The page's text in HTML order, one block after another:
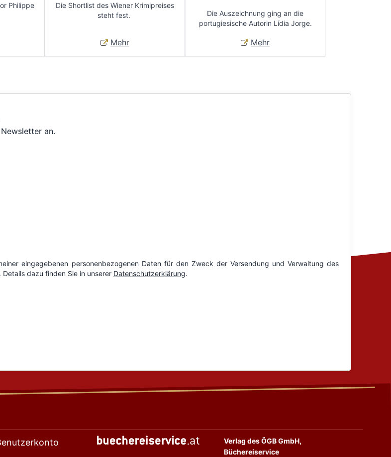
Philippe
Die Shortlist des Wiener Krimipreises
steht fest.
Mehr
Die Auszeichnung ging an die
portugiesische Autorin Lídia Jorge.
Mehr
an.
Verlag des ÖGB GmbH,
Büchereiservice